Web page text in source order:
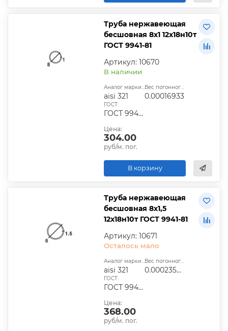
Труба нержавеющая
бесшовная 8х1 12х18н10т
ГОСТ 9941-81
Артикул: 10670
В наличии
Аналог марки стали:
aisi 321
Вес погонного метра, т.:
0.00016933
ГОСТ:
ГОСТ 9940-81, ГОСТ 9941-81, ГОСТ 24030-80, ГОСТ 10498-82
Цена:
304.00
руб/м. пог.
В корзину
Труба нержавеющая
бесшовная 8х1,5
12х18н10т ГОСТ 9941-81
Артикул: 10671
Осталось мало
Аналог марки стали:
aisi 321
Вес погонного метра, т.:
0.0002358525
ГОСТ:
ГОСТ 9940-81, ГОСТ 9941-81, ГОСТ 24030-80, ГОСТ 10498-82
Цена:
368.00
руб/м. пог.